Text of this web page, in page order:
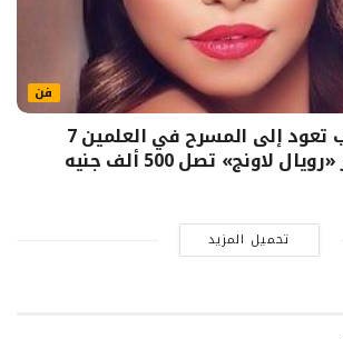
فن
شيرين عبدالوهاب تعود إلى المسرح في العلمين 7
تصل 500 ألف جنيه
تحميل المزيد